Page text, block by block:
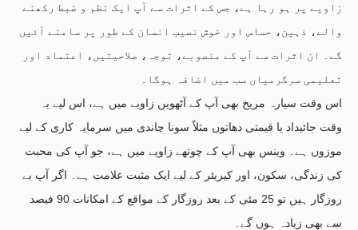
زاویے پر ہو رہا ہے، جس کے اثرات سے آپ ایک نظم و ضبط رکھنے
والے، ذہین، حساس اور خوش نصیب انسان کے طور پر سامنے آئیں
گے۔ ان اثرات سے آپ کے منصوبے، توجہ، صلاحیتیں، اعتماد اور
تعلیمی سرگرمیاں سب میں اضافہ ہوگا۔
اس وقت سیارہ مریخ بھی آپ کے آٹھویں زاویے میں ہے، اس لیے یہ
وقت جائیداد یا قیمتی دھاتوں مثلاً سونا چاندی میں سرمایہ کاری کے لیے
موزوں ہے۔ وینس بھی آپ کے چوتھے زاویے میں ہے، جو آپ کی محبت
کی زندگی، سکون، اور کیریئر کے لیے ایک مثبت علامت ہے۔ اگر آپ بے
روزگار ہیں تو 25 مئی کے بعد روزگار کے مواقع کے امکانات 90 فیصد
سے بھی زیادہ ہوں گے۔